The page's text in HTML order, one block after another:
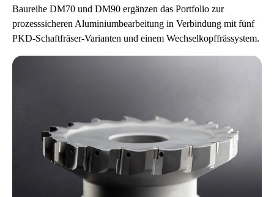
Baureihe DM70 und DM90 ergänzen das Portfolio zur
prozesssicheren Aluminiumbearbeitung in Verbindung mit fünf
PKD-Schaftfräser-Varianten und einem Wechselkopffrässystem.